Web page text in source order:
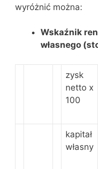
wyróżnić można:
Wskaźnik
własnego
zysk
netto x
100
kapitał
własny